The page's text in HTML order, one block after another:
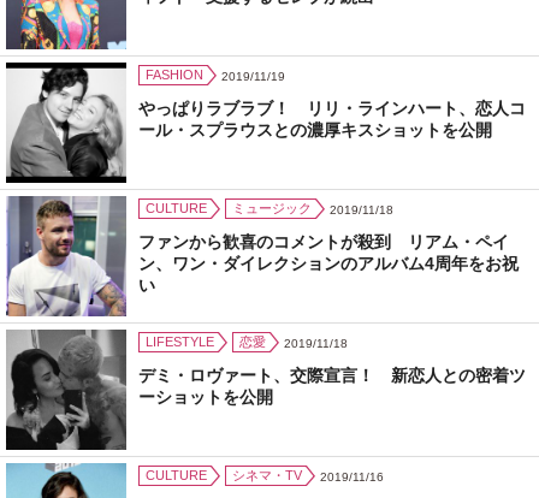
FASHION 2019/11/19
やっぱりラブラブ！ リリ・ラインハート、恋人コ
ール・スプラウスとの濃厚キスショットを公開
CULTURE ミュージック 2019/11/18
ファンから歓喜のコメントが殺到 リアム・ペイ
ン、ワン・ダイレクションのアルバム4周年をお祝
い
LIFESTYLE 恋愛 2019/11/18
デミ・ロヴァート、交際宣言！ 新恋人との密着ツ
ーショットを公開
CULTURE シネマ・TV 2019/11/16